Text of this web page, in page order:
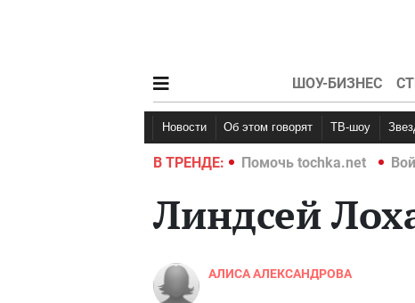
ШОУ-БИЗНЕС
Новости Об этом говорят ТВ-шоу
В ТРЕНДЕ:
Война в Украине 2022 Помочь tochka.net
Линдсей
АЛИСА АЛЕКСАНДРОВА